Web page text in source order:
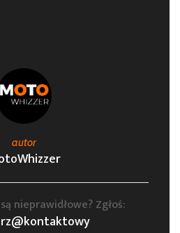
autor
nieprawidłowe? Zgłoś: